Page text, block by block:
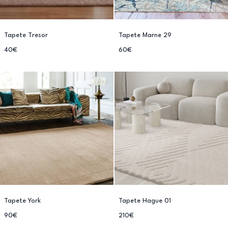
Tapete Tresor
40€
Tapete Marne 29
60€
Tapete York
90€
Tapete Hague 01
210€